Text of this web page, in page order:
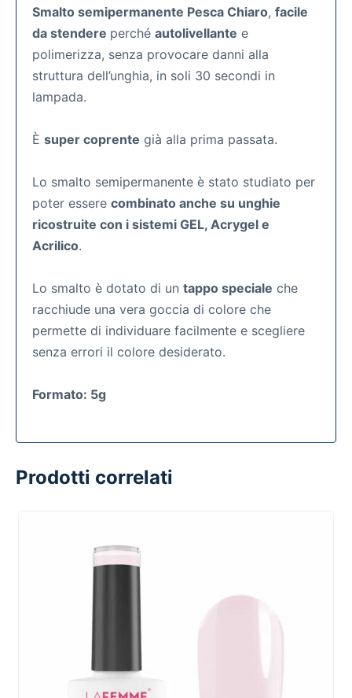
Smalto semipermanente Pesca Chiaro, facile
da stendere perché autolivellante e
polimerizza, senza provocare danni alla
struttura dell’unghia, in soli 30 secondi in
lampada.
È super coprente già alla prima passata.
Lo smalto semipermanente è stato studiato per
poter essere combinato anche su unghie
ricostruite con i sistemi GEL, Acrygel e
Acrilico.
Lo smalto è dotato di un tappo speciale che
racchiude una vera goccia di colore che
permette di individuare facilmente e scegliere
senza errori il colore desiderato.
Formato: 5g
Prodotti correlati